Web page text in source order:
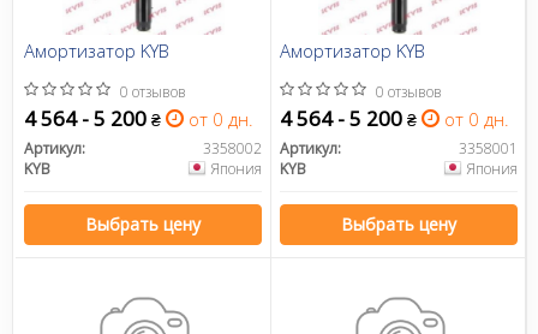
Амортизатор KYB
0 отзывов
4 564 - 5 200 ₴ от 0 дн.
Артикул:
3358002
KYB
Япония
Выбрать цену
Амортизатор KYB
0 отзывов
4 564 - 5 200 ₴ от 0 дн.
Артикул:
3358001
KYB
Япония
Выбрать цену